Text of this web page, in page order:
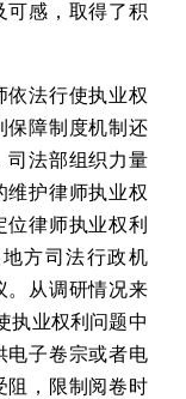
可感，取得了积
法行使执业权
保障制度机制还
司法部组织力量
维护律师执业权
律师执业权利
方司法行政机
。从调研情况来
执业权利问题中
电子卷宗或者电
阻，限制阅卷时